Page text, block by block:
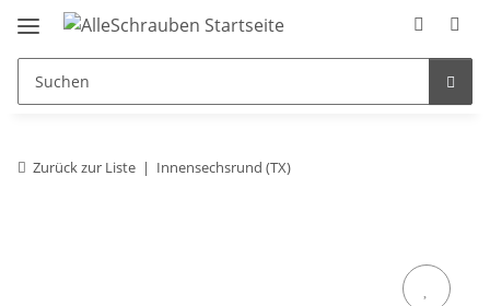
Zurück zur Liste Innensechsrund (TX)